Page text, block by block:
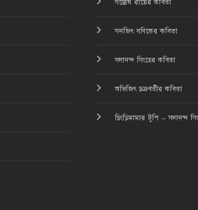
সন্তোষ রায়ের কবিতা
সনজিৎ বণিকের কবিতা
সদানন্দ সিংহের কবিতা
অভিজিৎ চক্রবর্তীর কবিতা
চিংড়িমামার টুপি – সদানন্দ